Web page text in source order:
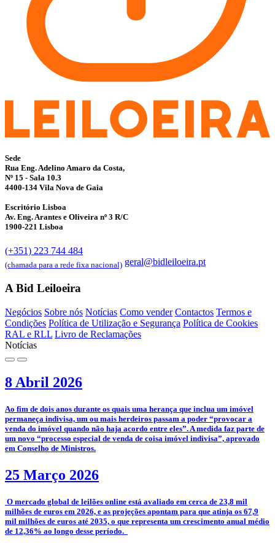
Sede
Rua Eng. Adelino Amaro da Costa,
Nº 15 - Sala 10.3
4400-134 Vila Nova de Gaia
Escritório Lisboa
Av. Eng. Arantes e Oliveira nº 3 R/C
1900-221 Lisboa
(+351) 223 744 484
(chamada para a rede fixa nacional) geral@bidleiloeira.pt
A Bid Leiloeira
Negócios Sobre nós Notícias Como vender Contactos Termos e
Condições Política de Utilização e Segurança Política de Cookies
RAL e RLL Livro de Reclamações
Notícias
8 Abril 2026
­Ao fim de dois anos durante os quais uma herança que inclua um imóvel
permaneça indivisa, um ou mais herdeiros passam a poder “provocar a
venda do imóvel quando não haja acordo entre eles”. A medida faz parte de
um novo “processo especial de venda de coisa imóvel indivisa”, aprovado
em Conselho de Ministros.
25 Março 2026
­­ O mercado global de leilões online está avaliado em cerca de 23,8 mil
milhões de euros em 2026, e as projeções apontam para que atinja os 67,9
mil milhões de euros até 2035, o que representa um crescimento anual médio
de 12,36% ao longo desse período.